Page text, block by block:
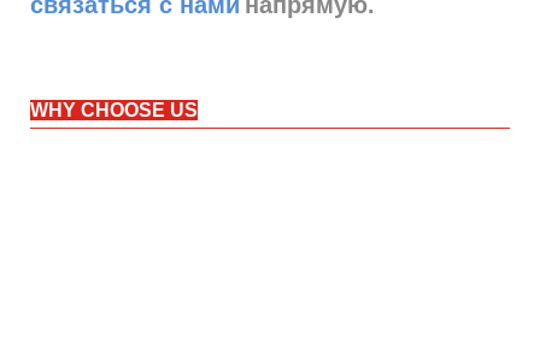
WHY CHOOSE US